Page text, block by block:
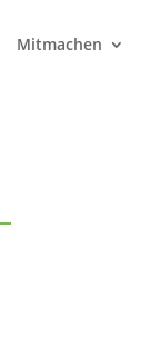
Mitmachen